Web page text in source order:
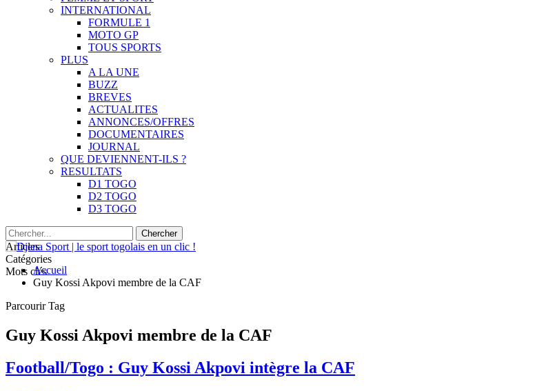
INTERNATIONAL
FORMULE 1
MOTO GP
TOUS SPORTS
PLUS
A LA UNE
BUZZ
BREVES
ACTUALITES
ANNONCES/OFFRES
DOCUMENTAIRES
JOURNAL
QUE DEVIENNENT-ILS ?
RESULTATS
D1 TOGO
D2 TOGO
D3 TOGO
Articles
Catégories
Mots clésAccueil
Guy Kossi Akpovi membre de la CAF
Parcourir Tag
Guy Kossi Akpovi membre de la CAF
Football/Togo : Guy Kossi Akpovi intègre la CAF